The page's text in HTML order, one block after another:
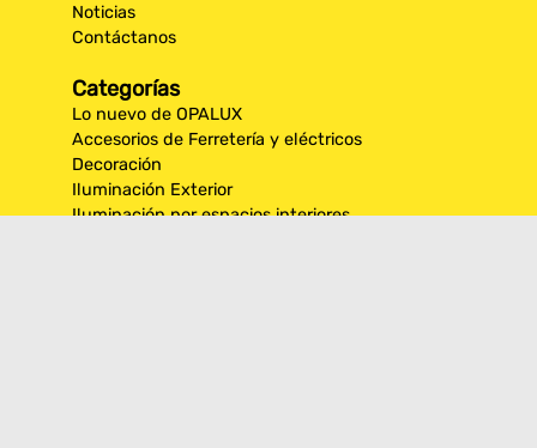
Noticias
Contáctanos
Categorías
Lo nuevo de OPALUX
Accesorios de Ferretería y eléctricos
Decoración
Iluminación Exterior
Iluminación por espacios interiores